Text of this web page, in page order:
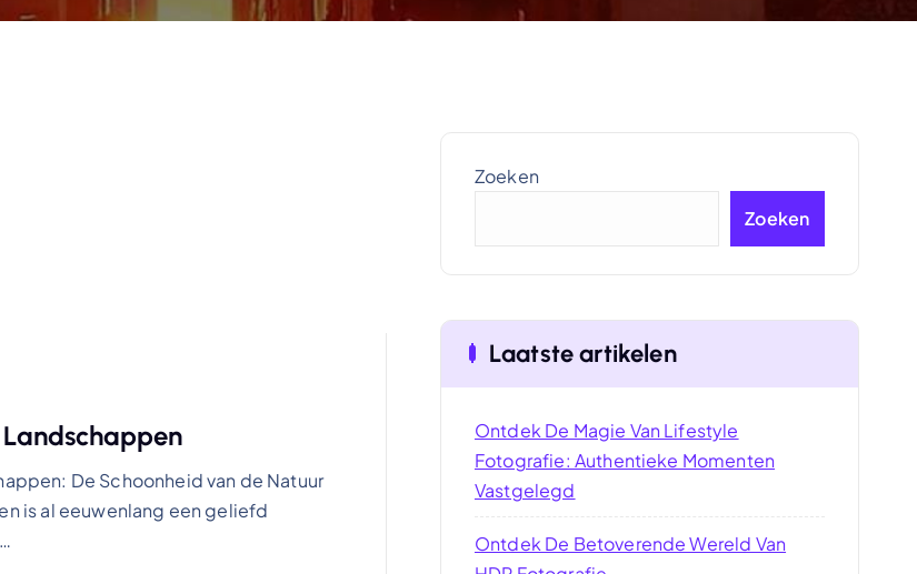
De Schoonheid van de Natuur
is al eeuwenlang een geliefd
Zoeken
Zoeken
Laatste artikelen
Ontdek De Magie Van Lifestyle
Fotografie: Authentieke Momenten
Vastgelegd
Ontdek De Betoverende Wereld Van